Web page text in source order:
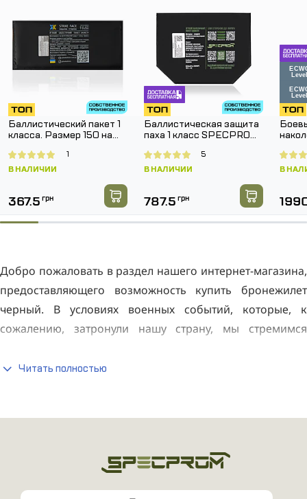
Баллистический пакет 1
класса. Размер 150 на
В НАЛИЧИИ
1
367.5 грн
Баллистическая защита
паха 1 класс SPECPROM.
В НАЛИЧИИ
5
787.5 грн
В
Добро пожаловать в раздел нашего интернет-магазина,
предоставляющего возможность купить бронежилет
черный. В условиях военных событий, которые, к
сожалению, затронули нашу страну, мы стремимся
и надежному снаряжению. Бронированные жилеты
гордится предоставлением такой амуниции для тех, кто
Читать полностью